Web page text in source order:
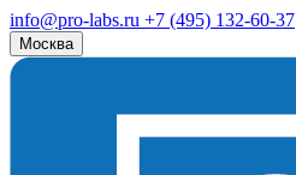
info@pro-labs.ru +7 (495) 132-60-37
Москва